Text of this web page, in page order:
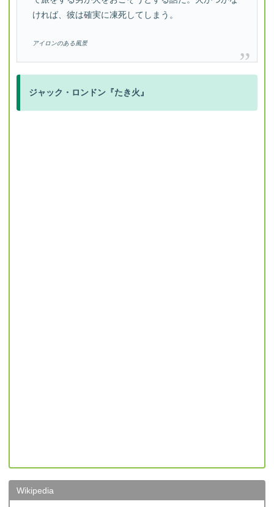
ければ、彼は確実に凍死してしまう。
アイロンのある風景
ジャック・ロンドン『たき火』
Wikipedia